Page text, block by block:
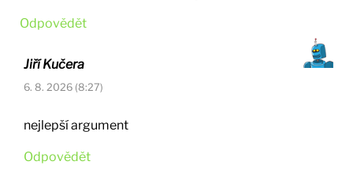
Odpovědět
Jiří Kučera
6. 8. 2026 (8:27)
nejlepší argument
Odpovědět